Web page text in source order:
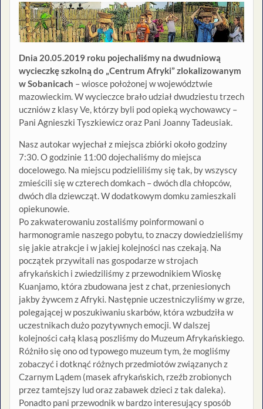
Dnia 20.05.2019 roku pojechaliśmy na dwudniową
wycieczkę szkolną do „Centrum Afryki” zlokalizowanym
w Sobanicach – wiosce położonej w województwie
mazowieckim. W wycieczce brało udział dwudziestu trzech
uczniów z klasy Ve, którzy byli pod opieką wychowawcy –
Pani Agnieszki Tyszkiewicz oraz Pani Joanny Tadeusiak.
Nasz autokar wyjechał z miejsca zbiórki około godziny
7:30. O godzinie 11:00 dojechaliśmy do miejsca
docelowego. Na miejscu podzieliliśmy się tak, by wszyscy
zmieścili się w czterech domkach – dwóch dla chłopców,
dwóch dla dziewcząt. W dodatkowym domku zamieszkali
opiekunowie.
Po zakwaterowaniu zostaliśmy poinformowani o
harmonogramie naszego pobytu, to znaczy dowiedzieliśmy
się jakie atrakcje i w jakiej kolejności nas czekają. Na
początek przywitali nas gospodarze w strojach
afrykańskich i zwiedziliśmy z przewodnikiem Wioskę
Kuanjamo, która zbudowana jest z chat, przeniesionych
jakby żywcem z Afryki. Następnie uczestniczyliśmy w grze,
polegającej w poszukiwaniu skarbów, która wzbudziła w
uczestnikach dużo pozytywnych emocji. W dalszej
kolejności całą klasą poszliśmy do Muzeum Afrykańskiego.
Różniło się ono od typowego muzeum tym, że mogliśmy
zobaczyć i dotknąć różnych przedmiotów związanych z
Czarnym Lądem (masek afrykańskich, rzeźb zrobionych
przez tamtejszy lud oraz zabawek dzieci z tak daleka).
Ponadto pani przewodnik w bardzo interesujący sposób